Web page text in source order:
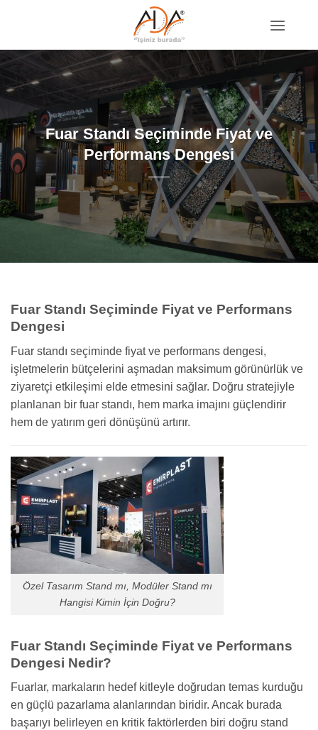
Fuar Standı Seçiminde Fiyat ve
Performans Dengesi
Fuar Standı Seçiminde Fiyat ve Performans
Dengesi
Fuar standı seçiminde fiyat ve performans dengesi,
işletmelerin bütçelerini aşmadan maksimum görünürlük ve
ziyaretçi etkileşimi elde etmesini sağlar. Doğru stratejiyle
planlanan bir fuar standı, hem marka imajını güçlendirir
hem de yatırım geri dönüşünü artırır.
Özel Tasarım Stand mı, Modüler Stand mı
Hangisi Kimin İçin Doğru?
Fuar Standı Seçiminde Fiyat ve Performans
Dengesi Nedir?
Fuarlar, markaların hedef kitleyle doğrudan temas kurduğu
en güçlü pazarlama alanlarından biridir. Ancak burada
başarıyı belirleyen en kritik faktörlerden biri doğru stand